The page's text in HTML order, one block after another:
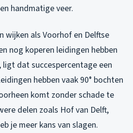
handmatige veer.
wijken als Voorhof en Delftse
nog koperen leidingen hebben
dat succespercentage een
hebben vaak 90° bochten
komt zonder schade te
delen zoals Hof van Delft,
je meer kans van slagen.